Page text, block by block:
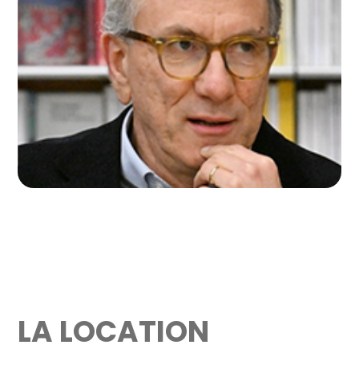
SILVESTRO PASCARELLA
Direttore de La Prealpina
LA LOCATION